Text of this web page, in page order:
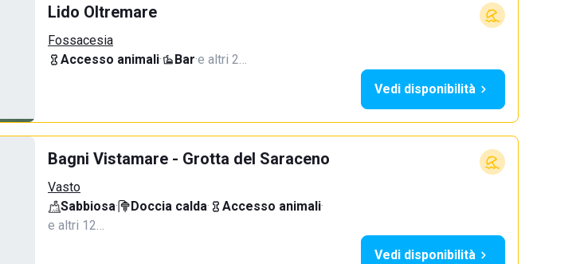
Lido Oltremare
Fossacesia
Accesso animali· Bar·e altri 2…
Vedi disponibilità
Bagni Vistamare - Grotta del Saraceno
Vasto
Sabbiosa· Doccia calda· Accesso animali·
e altri 12…
Vedi disponibilità